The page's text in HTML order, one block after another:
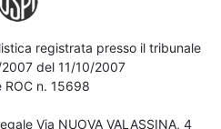
registrata presso il tribunale
del 11/10/2007
ROC n. 15698
Via NUOVA VALASSINA, 4